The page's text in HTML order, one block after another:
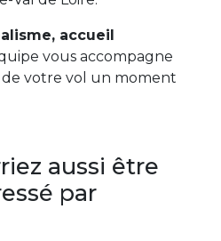
accueil
vous accompagne
de votre vol un moment
aussi être
par